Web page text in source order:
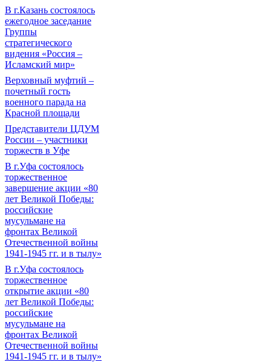
В г.Казань состоялось
ежегодное заседание
Группы
стратегического
видения «Россия –
Исламский мир»
Верховный муфтий –
почетный гость
военного парада на
Красной площади
Представители ЦДУМ
России – участники
торжеств в Уфе
В г.Уфа состоялось
торжественное
завершение акции «80
лет Великой Победы:
российские
мусульмане на
фронтах Великой
Отечественной войны
1941-1945 гг. и в тылу»
В г.Уфа состоялось
торжественное
открытие акции «80
лет Великой Победы:
российские
мусульмане на
фронтах Великой
Отечественной войны
1941-1945 гг. и в тылу»